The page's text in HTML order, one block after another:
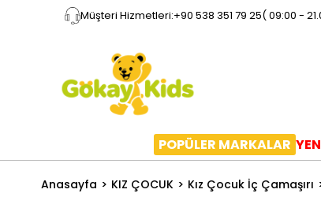
Müşteri Hizmetleri:+90 538 351 79 25( 09:00 -
POPÜLER MARKALAR
Anasayfa KIZ ÇOCUK Kız Çocuk İç Çamaşırı